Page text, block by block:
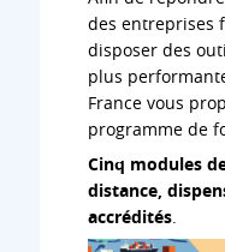
des entreprises
disposer des
plus
France vous
programme de
Cinq modules
distance,
accrédités.